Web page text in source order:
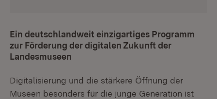
Ein deutschlandweit einzigartiges Programm
zur Förderung der digitalen Zukunft der
Landesmuseen
Digitalisierung und die stärkere Öffnung der
Museen besonders für die junge Generation ist